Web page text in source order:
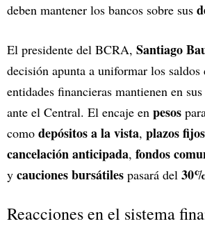
deben mantener los bancos sobre sus
El presidente del BCRA, Santiago
decisión apunta a uniformar los saldos
entidades financieras mantienen en
ante el Central. El encaje en pesos
como depósitos a la vista, plazos
cancelación anticipada, fondos
y cauciones bursátiles pasará del
Reacciones en el sistema